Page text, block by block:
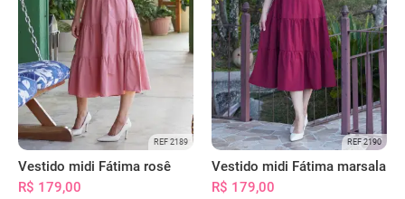
REF 2189
Vestido midi Fátima rosê
R$ 179,00
REF 2190
Vestido midi Fátima marsala
R$ 179,00